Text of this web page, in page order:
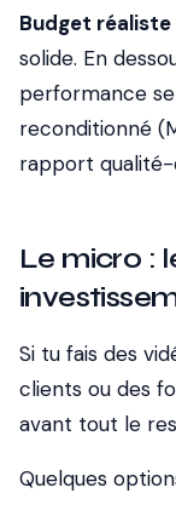
Budget réaliste
solide. En
performance
reconditionné
rapport
Le micro :
Si tu fais des
clients ou des
avant tout le
Quelques